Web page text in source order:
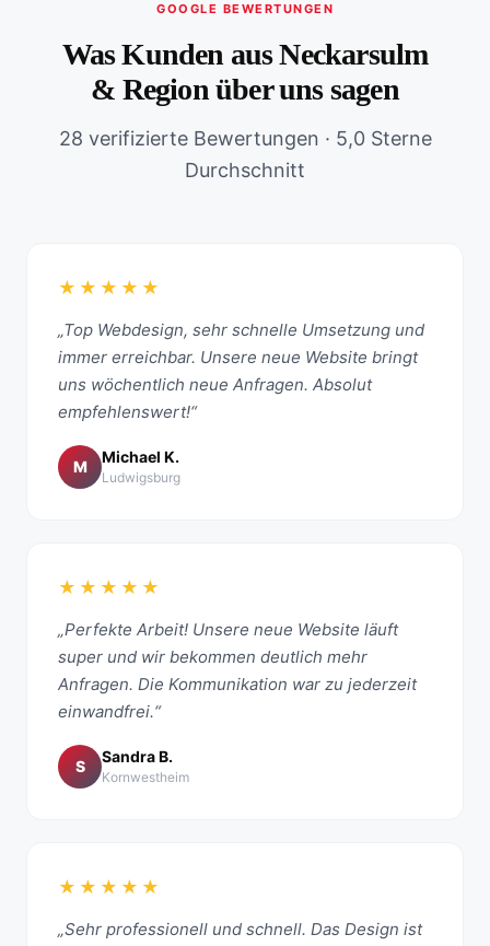
GOOGLE BEWERTUNGEN
Was Kunden aus Neckarsulm
& Region über uns sagen
28 verifizierte Bewertungen · 5,0 Sterne
Durchschnitt
★★★★★
„Top Webdesign, sehr schnelle Umsetzung und
immer erreichbar. Unsere neue Website bringt
uns wöchentlich neue Anfragen. Absolut
empfehlenswert!“
M
Michael K.
Ludwigsburg
★★★★★
„Perfekte Arbeit! Unsere neue Website läuft
super und wir bekommen deutlich mehr
Anfragen. Die Kommunikation war zu jederzeit
einwandfrei.“
S
Sandra B.
Kornwestheim
★★★★★
„Sehr professionell und schnell. Das Design ist